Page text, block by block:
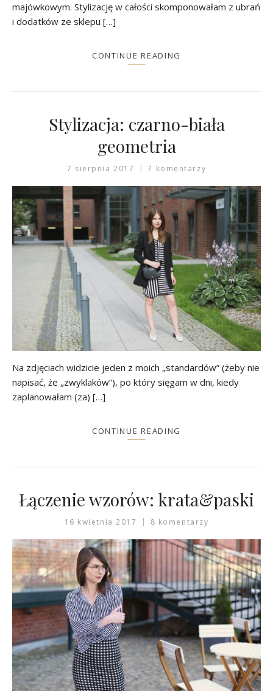
majówkowym. Stylizację w całości skomponowałam z ubrań
i dodatków ze sklepu […]
CONTINUE READING
Stylizacja: czarno-biała
geometria
7 sierpnia 2017 7 komentarzy
Na zdjęciach widzicie jeden z moich „standardów” (żeby nie
napisać, że „zwyklaków”), po który sięgam w dni, kiedy
zaplanowałam (za) […]
CONTINUE READING
Łączenie wzorów: krata&paski
16 kwietnia 2017 8 komentarzy